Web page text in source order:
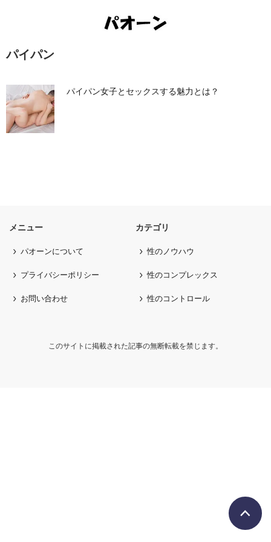
パイパン
パイパン女子とセックスする魅力とは？
メニュー
パオーンについて
プライバシーポリシー
お問い合わせ
カテゴリ
性のノウハウ
性のコンプレックス
性のコントロール
このサイトに掲載された記事の無断転載を禁じます。